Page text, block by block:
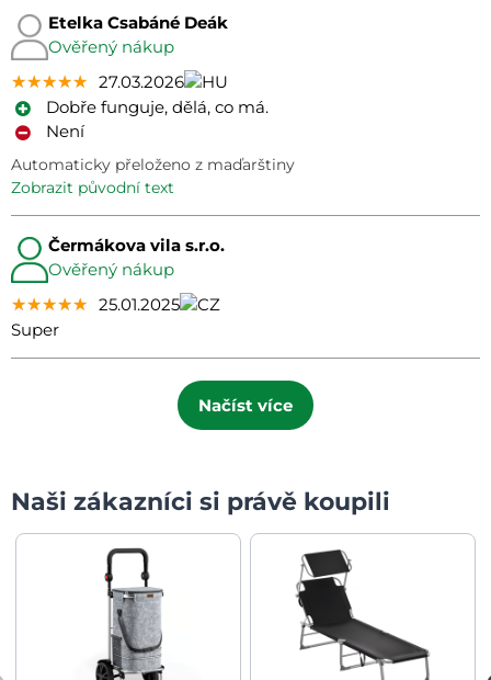
Etelka Csabáné Deák
Ověřený nákup
★★★★★
★★★★★
★★★★★ 27.03.2026
Dobře funguje, dělá, co má.
Není
Automaticky přeloženo z maďarštiny
zobrazit původní text
Čermákova vila s.r.o.
Ověřený nákup
★★★★★
★★★★★
★★★★★ 25.01.2025
Super
Načíst více
Naši zákazníci si právě koupili